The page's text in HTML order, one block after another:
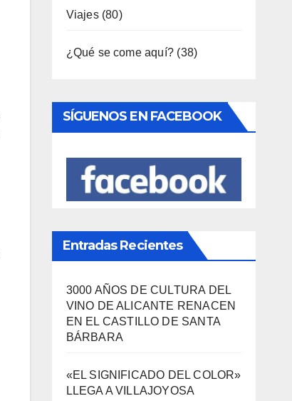
Ocio(111)
Política Turística(146)
¿Qué se come aquí?(38)
SÍGUENOS EN FACEBOOK
Entradas Recientes
VINO DE ALICANTE RENACEN
EN EL CASTILLO DE SANTA